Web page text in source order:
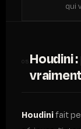
qui
05 Houdini
Houdinifait